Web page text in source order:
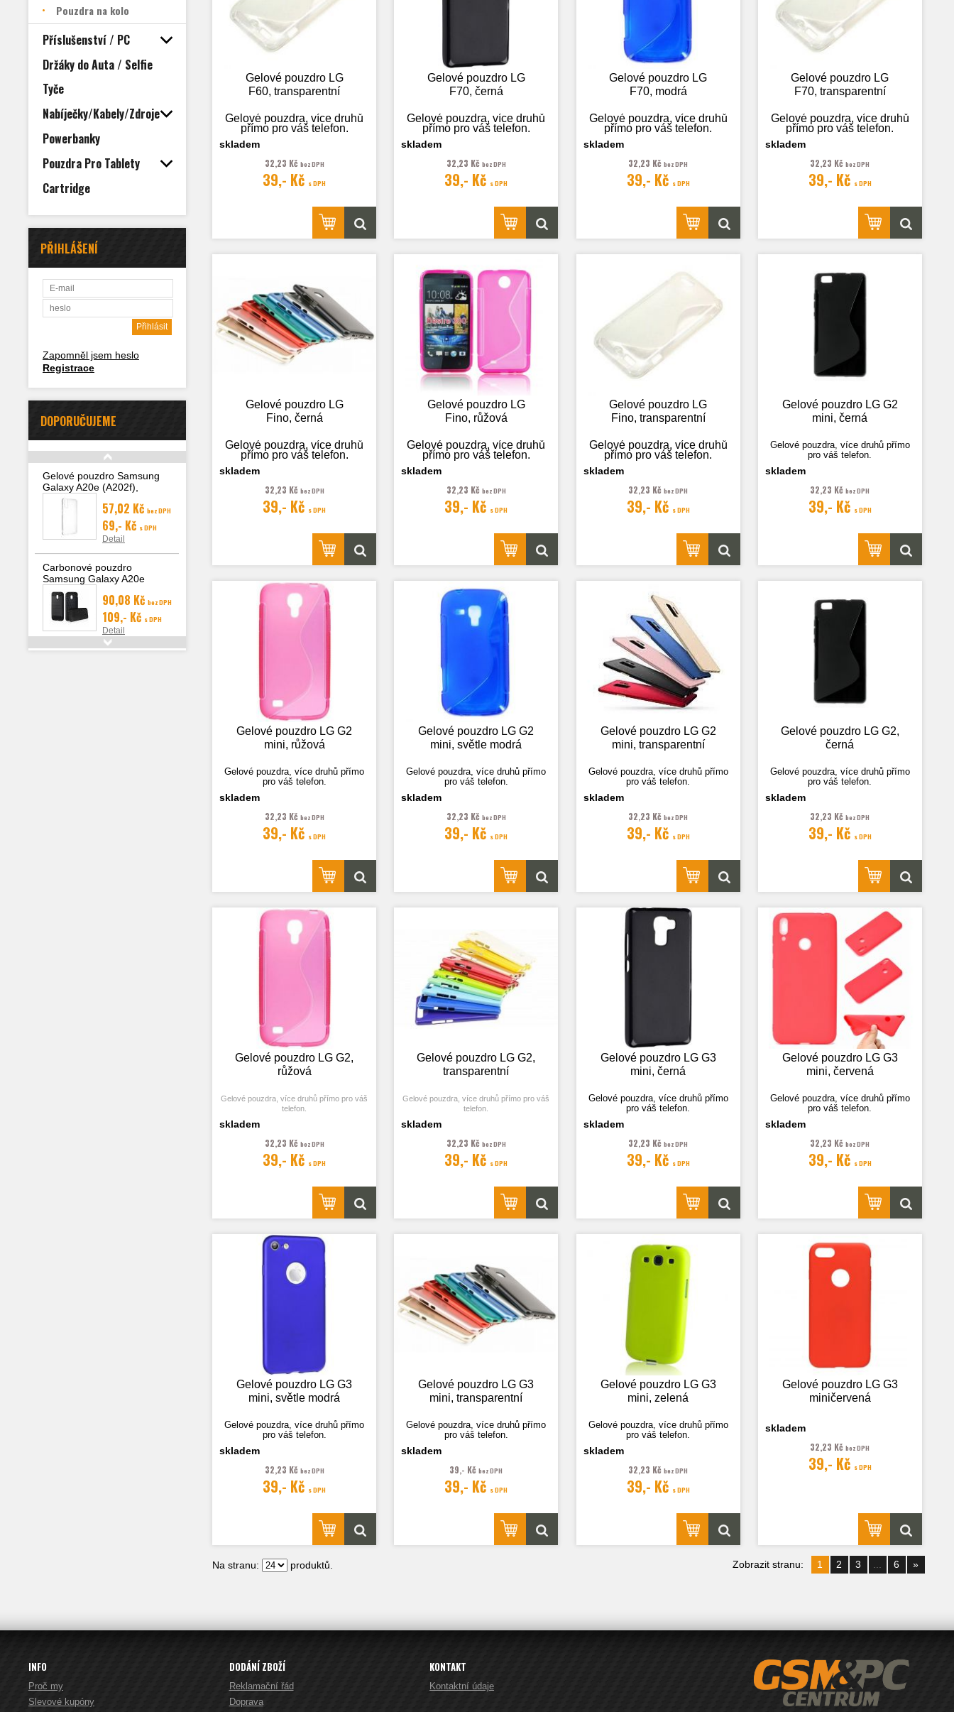
Pouzdra na kolo
Příslušenství / PC
Držáky do Auta / Selfie
Tyče
Nabíječky/Kabely/Zdroje
Powerbanky
Pouzdra Pro Tablety
Cartridge
PŘIHLÁŠENÍ
Zapomněl jsem heslo
Registrace
DOPORUČUJEME
Gelové pouzdro Samsung
Galaxy A20e (A202f),
transparentní
57,02 Kč bez DPH
69,- Kč s DPH
Detail
Carbonové pouzdro
Samsung Galaxy A20e
(A202F)
90,08 Kč bez DPH
109,- Kč s DPH
Detail
Gelové pouzdro LG
F60, transparentní
Gelové pouzdra, více druhů
přímo pro váš telefon.
Fotografie je pouze
ilustrační.
skladem
32,23 Kč bez DPH
39,- Kč s DPH
Gelové pouzdro LG
F70, černá
Gelové pouzdra, více druhů
přímo pro váš telefon.
Fotografie je pouze
ilustrační.
skladem
32,23 Kč bez DPH
39,- Kč s DPH
Gelové pouzdro LG
F70, modrá
Gelové pouzdra, více druhů
přímo pro váš telefon.
Fotografie je pouze
ilustrační.
skladem
32,23 Kčbez DPH
39,- Kč s DPH
Gelové pouzdro LG
F70, transparentní
Gelové pouzdra, více druhů
přímo pro váš telefon.
Fotografie je pouze
ilustrační.
skladem
32,23 Kčbez DPH
39,- Kč s DPH
Gelové pouzdro LG
Fino, černá
Gelové pouzdra, více druhů
přímo pro váš telefon.
Fotografie je pouze
ilustrační.
skladem
32,23 Kč bez DPH
39,- Kč s DPH
Gelové pouzdro LG
Fino, růžová
Gelové pouzdra, více druhů
přímo pro váš telefon.
Fotografie je pouze
ilustrační.
skladem
32,23 Kč bez DPH
39,- Kč s DPH
Gelové pouzdro LG
Fino, transparentní
Gelové pouzdra, více druhů
přímo pro váš telefon.
Fotografie je pouze
ilustrační.
skladem
32,23 Kčbez DPH
39,- Kč s DPH
Gelové pouzdro LG G2
mini, černá
Gelové pouzdra, více druhů přímo
pro váš telefon.
Fotografie je pouze ilustrační.
skladem
32,23 Kčbez DPH
39,- Kč s DPH
Gelové pouzdro LG G2
mini, růžová
Gelové pouzdra, více druhů přímo
pro váš telefon.
Fotografie je pouze ilustrační.
skladem
32,23 Kč bez DPH
39,- Kč s DPH
Gelové pouzdro LG G2
mini, světle modrá
Gelové pouzdra, více druhů přímo
pro váš telefon.
Fotografie je pouze ilustrační.
skladem
32,23 Kč bez DPH
39,- Kč s DPH
Gelové pouzdro LG G2
mini, transparentní
Gelové pouzdra, více druhů přímo
pro váš telefon.
Fotografie je pouze ilustrační.
skladem
32,23 Kčbez DPH
39,- Kč s DPH
Gelové pouzdro LG G2,
černá
Gelové pouzdra, více druhů přímo
pro váš telefon.
Fotografie je pouze ilustrační.
skladem
32,23 Kčbez DPH
39,- Kč s DPH
Gelové pouzdro LG G2,
růžová
Gelové pouzdra, více druhů přímo pro váš
telefon.
skladem
32,23 Kč bez DPH
39,- Kč s DPH
Gelové pouzdro LG G2,
transparentní
Gelové pouzdra, více druhů přímo pro váš
telefon.
skladem
32,23 Kč bez DPH
39,- Kč s DPH
Gelové pouzdro LG G3
mini, černá
Gelové pouzdra, více druhů přímo
pro váš telefon.
Fotografie je pouze ilustrační.
skladem
32,23 Kčbez DPH
39,- Kč s DPH
Gelové pouzdro LG G3
mini, červená
Gelové pouzdra, více druhů přímo
pro váš telefon.
Fotografie je pouze ilustrační.
skladem
32,23 Kčbez DPH
39,- Kč s DPH
Gelové pouzdro LG G3
mini, světle modrá
Gelové pouzdra, více druhů přímo
pro váš telefon.
Fotografie je pouze ilustrační.
skladem
32,23 Kč bez DPH
39,- Kč s DPH
Gelové pouzdro LG G3
mini, transparentní
Gelové pouzdra, více druhů přímo
pro váš telefon.
Fotografie je pouze ilustrační.
skladem
39,- Kčbez DPH
39,- Kč s DPH
Gelové pouzdro LG G3
mini, zelená
Gelové pouzdra, více druhů přímo
pro váš telefon.
Fotografie je pouze ilustrační.
skladem
32,23 Kčbez DPH
39,- Kč s DPH
Gelové pouzdro LG G3
miničervená
skladem
32,23 Kčbez DPH
39,- Kč s DPH
Na stranu: produktů. Zobrazit stranu: 1 2 3 6 »
INFO
Proč my
Slevové kupóny
DODÁNÍ ZBOŽÍ
Reklamační řád
Doprava
KONTAKT
Kontaktní údaje